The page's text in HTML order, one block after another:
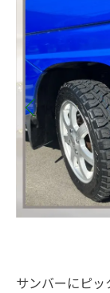
サンバーにピッ